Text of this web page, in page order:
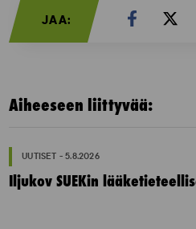
JAA:
Aiheeseen liittyvää:
UUTISET - 5.8.2026
Iljukov SUEKin